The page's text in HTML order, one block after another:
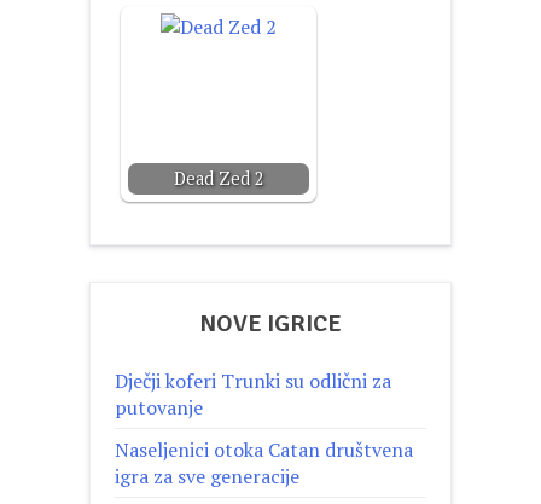
Dead Zed 2
NOVE IGRICE
Dječji koferi Trunki su odlični za
putovanje
Naseljenici otoka Catan društvena
igra za sve generacije